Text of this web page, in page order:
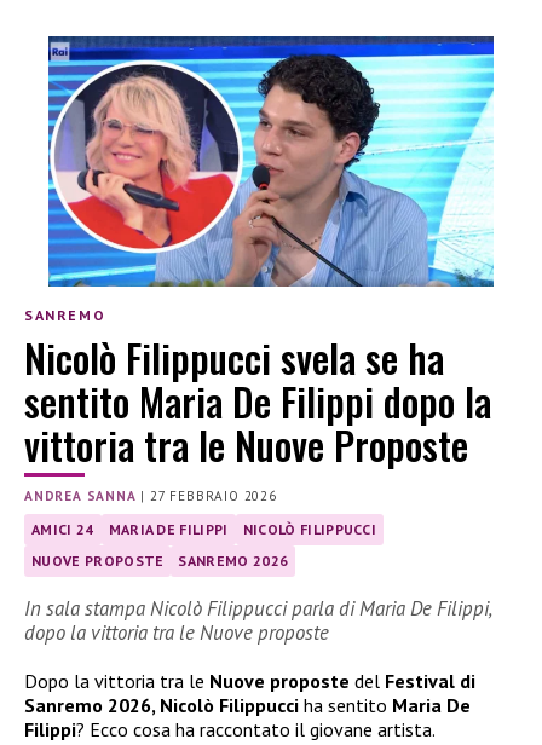
SANREMO
Nicolò Filippucci svela se ha
sentito Maria De Filippi dopo la
vittoria tra le Nuove Proposte
ANDREA SANNA | 27 FEBBRAIO 2026
AMICI 24 MARIA DE FILIPPI
NICOLÒ FILIPPUCCI
NUOVE PROPOSTE
SANREMO 2026
In sala stampa Nicolò Filippucci parla di Maria De Filippi,
dopo la vittoria tra le Nuove proposte
Dopo la vittoria tra le Nuove proposte del Festival di
Sanremo 2026, Nicolò Filippucci ha sentito Maria De
Filippi? Ecco cosa ha raccontato il giovane artista.